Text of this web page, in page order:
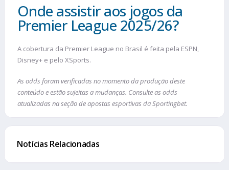
Onde assistir aos jogos da
Premier League 2025/26?
A cobertura da Premier League no Brasil é feita pela ESPN,
Disney+ e pelo XSports.
As odds foram verificadas no momento da produção deste
conteúdo e estão sujeitas a mudanças. Consulte as odds
atualizadas na seção de apostas esportivas da Sportingbet.
Notícias Relacionadas